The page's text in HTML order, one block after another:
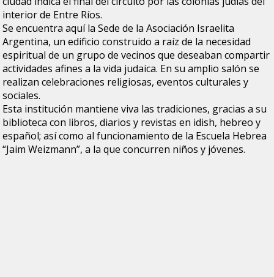
interior de Entre Ríos.
Se encuentra aquí la Sede de la Asociación Israelita
Argentina, un edificio construido a raíz de la necesidad
espiritual de un grupo de vecinos que deseaban compartir
actividades afines a la vida judaica. En su amplio salón se
realizan celebraciones religiosas, eventos culturales y
sociales.
Esta institución mantiene viva las tradiciones, gracias a su
biblioteca con libros, diarios y revistas en idish, hebreo y
español; así como al funcionamiento de la Escuela Hebrea
“Jaim Weizmann”, a la que concurren niños y jóvenes.